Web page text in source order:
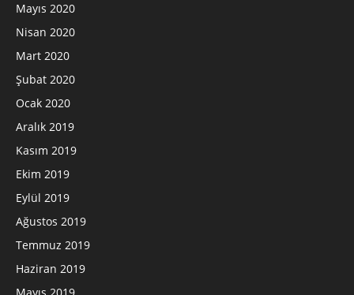
Mayıs 2020
Nisan 2020
Mart 2020
Şubat 2020
Ocak 2020
Aralık 2019
Kasım 2019
Ekim 2019
Eylül 2019
Ağustos 2019
Temmuz 2019
Haziran 2019